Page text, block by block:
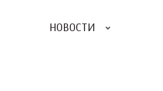
НОВОСТИ